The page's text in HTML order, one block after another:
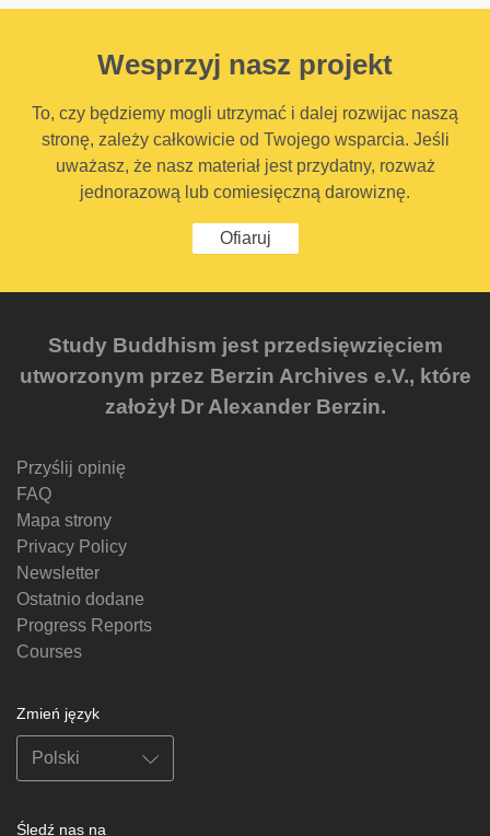
Wesprzyj nasz projekt
To, czy będziemy mogli utrzymać i dalej rozwijac naszą
stronę, zależy całkowicie od Twojego wsparcia. Jeśli
uważasz, że nasz materiał jest przydatny, rozważ
jednorazową lub comiesięczną darowiznę.
Ofiaruj
Study Buddhism jest przedsięwzięciem
utworzonym przez Berzin Archives e.V., które
założył Dr Alexander Berzin.
Przyślij opinię
FAQ
Mapa strony
Privacy Policy
Newsletter
Ostatnio dodane
Progress Reports
Courses
Zmień język
Śledź nas na